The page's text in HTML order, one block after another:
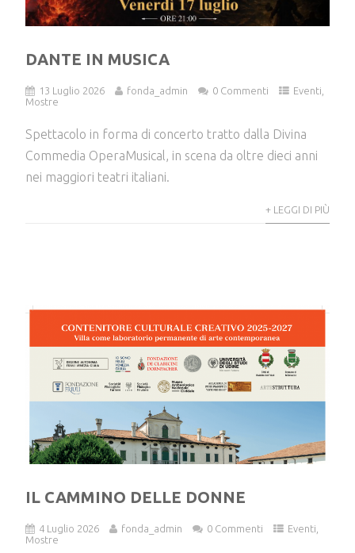
DANTE IN MUSICA
13 Luglio 2026 fonda_admin 0 Commenti Eventi
Mostre
Spettacolo in forma di concerto tratto dalla Divina
Commedia OperaMusical, in scena da oltre dieci anni
nei maggiori teatri italiani.
+ LEGGI DI PIÙ
IL CAMMINO DELLE DONNE
4 Luglio 2026 fonda_admin 0 Commenti Eventi
Mostre